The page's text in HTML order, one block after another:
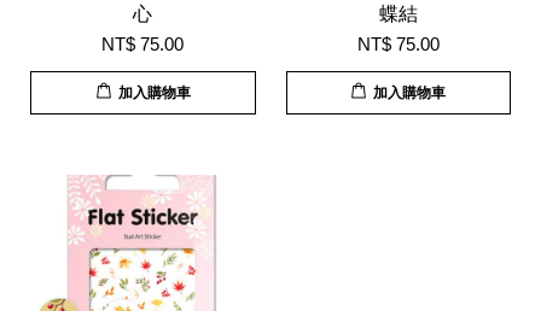
心
NT$ 75.00
加入購物車
蝶結
NT$ 75.00
加入購物車